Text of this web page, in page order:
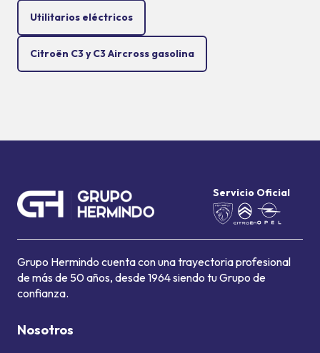
Utilitarios eléctricos
Citroën C3 y C3 Aircross gasolina
Servicio Oficial
Grupo Hermindo cuenta con una trayectoria profesional
de más de 50 años, desde 1964 siendo tu Grupo de
confianza.
Nosotros